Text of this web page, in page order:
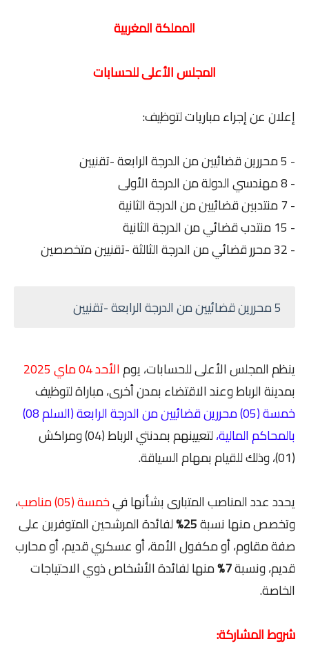
المملكة المغربية
المجلس الأعلى للحسابات
إعلان عن إجراء مباريات لتوظيف:
- 5 محررين قضائيين من الدرجة الرابعة -تقنيين
- 8 مهندسي الدولة من الدرجة الأولى
- 7 منتدبين قضائيين من الدرجة الثانية
- 15 منتدب قضائي من الدرجة الثانية
- 32 محرر قضائي من الدرجة الثالثة -تقنيين متخصصين
5 محررين قضائيين من الدرجة الرابعة -تقنيين
ينظم المجلس الأعلى للحسابات، يومالأحد 04 ماي 2025
بمدينة الرباط وعند الاقتضاء بمدن أخرى، مباراة لتوظيف
خمسة (05) محررين قضائيين من الدرجة الرابعة (السلم 08)
بالمحاكم المالية،
لتعيينهم بمدنتي الرباط (04) ومراكش
(01)، وذلك للقيام بمهام السياقة.
يحدد عدد المناصب المتبارى بشأنها فيخمسة (05) مناصب
،
وتخصص منها نسبة
لفائدة المرشحين المتوفرين على
صفة مقاوم، أو مكفول الأمة، أو عسكري قديم، أو محارب
قديم، ونسبة7% منها لفائدة الأشخاص ذوي الاحتياجات
الخاصة.
شروط المشاركة: